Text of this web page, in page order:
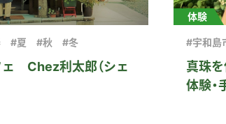
Chez利太郎（シェ
#夏 #秋 #冬
体験
真珠
体験・
#宇和島